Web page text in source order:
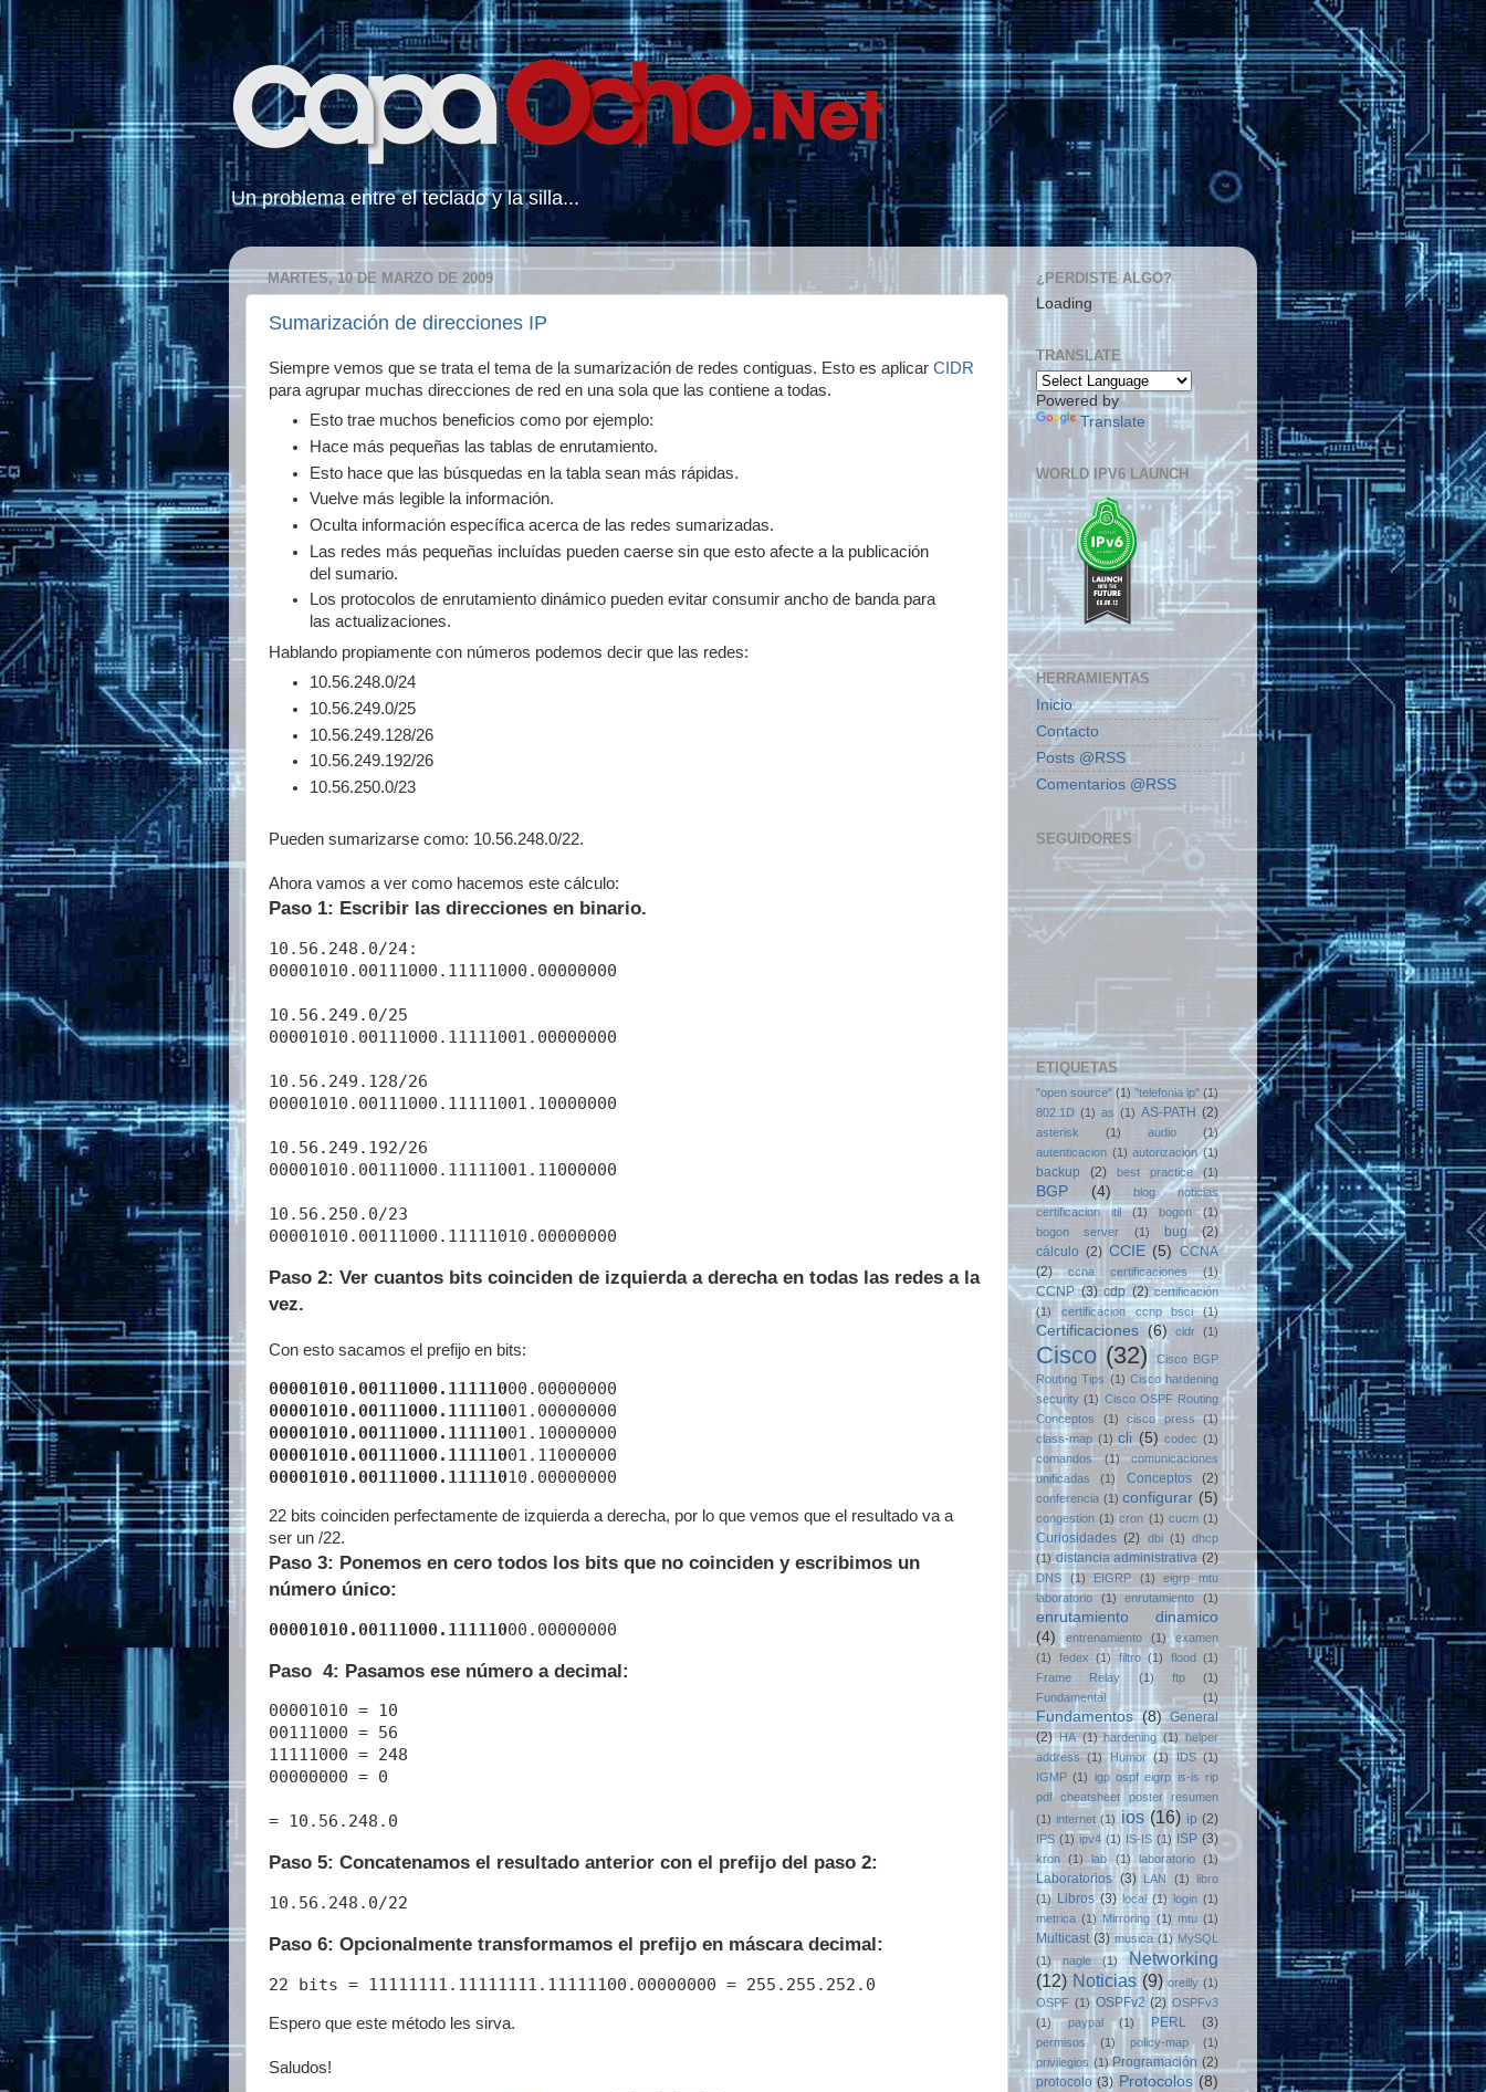
Un problema entre el teclado y la silla...
MARTES, 10 DE MARZO DE 2009
Sumarización de direcciones IP
Siempre vemos que se trata el tema de la sumarización de redes contiguas. Esto es aplicar CIDR
para agrupar muchas direcciones de red en una sola que las contiene a todas.
Esto trae muchos beneficios como por ejemplo:
Hace más pequeñas las tablas de enrutamiento.
Esto hace que las búsquedas en la tabla sean más rápidas.
Vuelve más legible la información.
Oculta información específica acerca de las redes sumarizadas.
Las redes más pequeñas incluídas pueden caerse sin que esto afecte a la publicación
del sumario.
Los protocolos de enrutamiento dinámico pueden evitar consumir ancho de banda para
las actualizaciones.
Hablando propiamente con números podemos decir que las redes:
10.56.248.0/24
10.56.249.0/25
10.56.249.128/26
10.56.249.192/26
10.56.250.0/23
Pueden sumarizarse como: 10.56.248.0/22.
Ahora vamos a ver como hacemos este cálculo:
Paso 1: Escribir las direcciones en binario.
10.56.248.0/24:
00001010.00111000.11111000.00000000
10.56.249.0/25
00001010.00111000.11111001.00000000
10.56.249.128/26
00001010.00111000.11111001.10000000
10.56.249.192/26
00001010.00111000.11111001.11000000
10.56.250.0/23
Paso 2: Ver cuantos bits coinciden de izquierda a derecha en todas las redes a la
vez.
Con esto sacamos el prefijo en bits:
00001010.00111000.111110
00001010.00111000.111110
00001010.00111000.111110
00001010.00111000.111110
00001010.00111000.111110
22 bits coinciden perfectamente de izquierda a derecha, por lo que vemos que el resultado va a
ser un /22.
Paso 3: Ponemos en cero todos los bits que no coinciden y escribimos un
número único:
00001010.00111000.111110
Paso 4: Pasamos ese número a decimal:
00001010 = 10
00111000 = 56
11111000 = 248
00000000 = 0
Paso 5: Concatenamos el resultado anterior con el prefijo del paso 2:
Paso 6: Opcionalmente transformamos el prefijo en máscara decimal:
Espero que este método les sirva.
Saludos!
¿PERDISTE ALGO?
Loading
TRANSLATE
Powered by
Translate
WORLD IPV6 LAUNCH
HERRAMIENTAS
Inicio
Contacto
Posts @RSS
Comentarios @RSS
SEGUIDORES
ETIQUETAS
"open source" (1) "telefonia ip" (1)
802.1D (1) as (1) AS-PATH (2)
asterisk (1) audio
(1)
autenticacion (1) autorizacion (1)
backup (2) best practice (1)
BGP (4)
blog noticias
certificacion itil
(1) bogon
(1)
bogon server
(1) bug
(2)
cálculo (2) CCIE (5) CCNA
(2)
ccna certificaciones (1)
CCNP (3) cdp (2) certificación
(1)
certificacion ccnp bsci (1)
Certificaciones (6) cidr (1)
Cisco (32)
Cisco BGP
Routing Tips (1) Cisco hardening
security (1) Cisco OSPF Routing
Conceptos
(1) cisco press
(1)
class-map (1) cli (5) codec (1)
comandos
(1)
comunicaciones
unificadas
(1) Conceptos (2)
conferencia (1) configurar (5)
congestion (1) cron (1) cucm (1)
Curiosidades (2) dbi (1) dhcp
(1) distancia administrativa (2)
DNS (1) EIGRP (1)
eigrp mtu
laboratorio
(1) enrutamiento (1)
enrutamiento dinamico
(4)
entrenamiento (1)
examen
(1)
fedex (1) filtro (1) flood (1)
Frame Relay
(1) ftp
(1)
Fundamental
(1)
Fundamentos (8) General
(2) HA (1) hardening (1) helper
address (1) Humor (1) IDS (1)
IGMP (1) igp ospf eigrp is-is rip
pdf cheatsheet poster resumen
(1) internet (1) ios (16) ip (2)
IPS (1) ipv4 (1) IS-IS (1) ISP (3)
kron (1) lab (1) laboratorio (1)
Laboratorios (3) LAN (1) libro
(1) Libros (3) local (1) login (1)
metrica (1) Mirroring (1) mtu (1)
Multicast (3) musica (1) MySQL
(1)
nagle (1)
Networking
(12) Noticias (9) oreilly (1)
OSPF (1) OSPFv2 (2) OSPFv3
(1)
paypal (1) PERL (3)
permisos (1) policy-map
(1)
privilegios (1) Programación (2)
protocolo (3) Protocolos (8)